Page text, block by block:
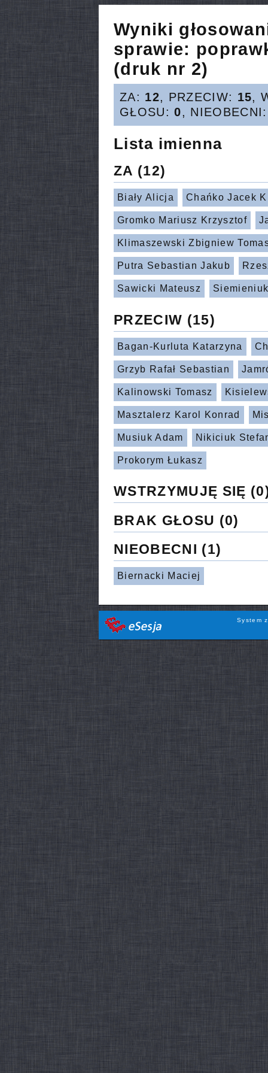
Wyniki
sprawie:
(druk nr 2)
ZA: 12, PRZECIW: 15,
GŁOSU:0,
Lista imienna
ZA (12)
Biały Alicja Chańko Jacek
Gromko Mariusz Krzysztof
Klimaszewski Zbigniew
Putra Sebastian Jakub
Sawicki Mateusz
PRZECIW (15)
Bagan-Kurluta Katarzyna
Grzyb Rafał Sebastian
Kalinowski Tomasz
Masztalerz Karol Konrad
Musiuk Adam Nikiciuk
Prokorym Łukasz
WSTRZYMUJĘ SIĘ
BRAK GŁOSU (0)
NIEOBECNI (1)
Biernacki Maciej
System